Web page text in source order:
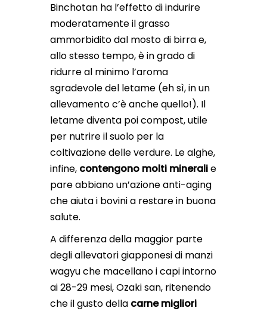
Binchotan ha l’effetto di indurire
moderatamente il grasso
ammorbidito dal mosto di birra e,
allo stesso tempo, è in grado di
ridurre al minimo l’aroma
sgradevole del letame (eh sì, in un
allevamento c’è anche quello!). Il
letame diventa poi compost, utile
per nutrire il suolo per la
coltivazione delle verdure. Le alghe,
infine, contengono molti mineralie
pare abbiano un’azione anti-aging
che aiuta i bovini a restare in buona
salute.
A differenza della maggior parte
degli allevatori giapponesi di manzi
wagyu che macellano i capi intorno
ai 28-29 mesi, Ozaki san, ritenendo
che il gusto della carne migliori